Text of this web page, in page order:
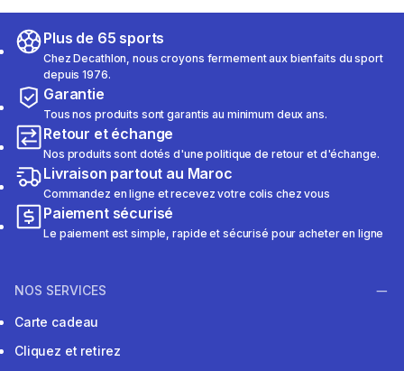
Plus de 65 sports
Chez Decathlon, nous croyons fermement aux bienfaits du sport
depuis 1976.
Garantie
Tous nos produits sont garantis au minimum deux ans.
Retour et échange
Nos produits sont dotés d'une politique de retour et d'échange.
Livraison partout au Maroc
Commandez en ligne et recevez votre colis chez vous
Paiement sécurisé
Le paiement est simple, rapide et sécurisé pour acheter en ligne
NOS SERVICES
Carte cadeau
Cliquez et retirez